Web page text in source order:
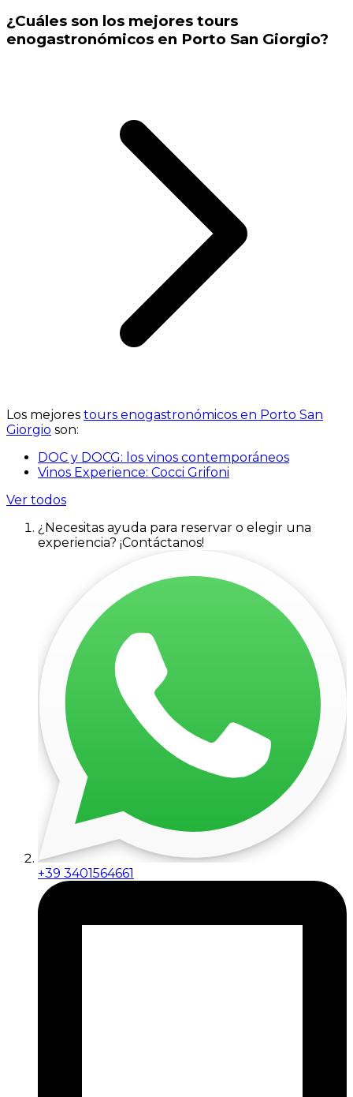
¿Cuáles son los mejores tours
enogastronómicos en Porto San Giorgio?
Los mejores tours enogastronómicos en Porto San
Giorgio son:
DOC y DOCG: los vinos contemporáneos
Vinos Experience: Cocci Grifoni
Ver todos
¿Necesitas ayuda para reservar o elegir una
experiencia? ¡Contáctanos!
+39 3401564661